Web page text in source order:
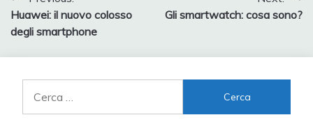
articoli
Huawei: il nuovo colosso
degli smartphone
Gli smartwatch: cosa sono?
per: